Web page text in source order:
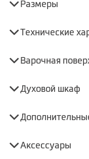
Размеры
Технические
Варочная
Духовой шкаф
Аксессуары